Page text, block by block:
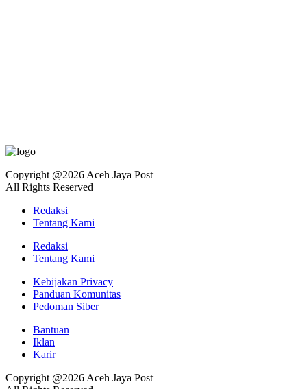
Copyright @2026 Aceh Jaya Post
All Rights Reserved
Redaksi
Tentang Kami
Redaksi
Tentang Kami
Kebijakan Privacy
Panduan Komunitas
Pedoman Siber
Bantuan
Iklan
Karir
Copyright @2026 Aceh Jaya Post